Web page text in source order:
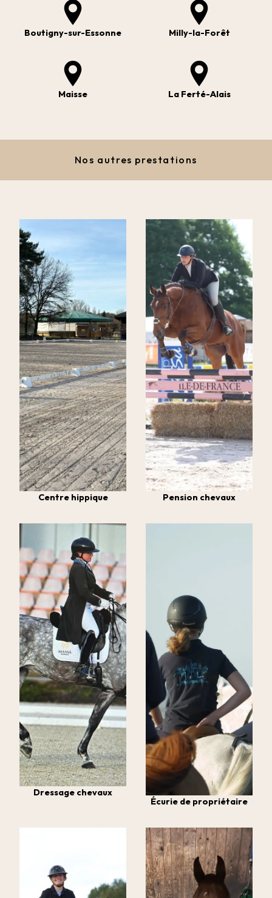
Boutigny-sur-Essonne Milly-la-Forêt
Maisse La Ferté-Alais
Nos autres prestations
Centre hippique Pension chevaux
Dressage chevaux
Écurie de propriétaire